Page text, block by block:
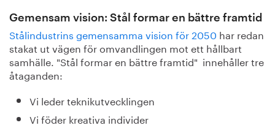
Gemensam vision: Stål formar en bättre framtid
Stålindustrins gemensamma vision för 2050 har redan
stakat ut vägen för omvandlingen mot ett hållbart
samhälle. "Stål formar en bättre framtid" innehåller tre
åtaganden:
Vi leder teknikutvecklingen
Vi föder kreativa individer